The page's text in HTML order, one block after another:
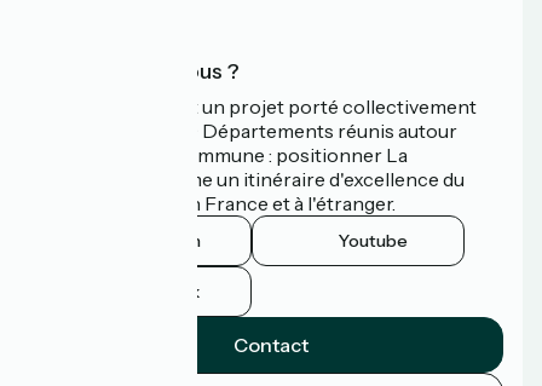
Qui sommes-nous ?
La Vélodyssée est un projet porté collectivement
par 3 Régions et 9 Départements réunis autour
d'une ambition commune : positionner La
Vélodyssée comme un itinéraire d'excellence du
tourisme à vélo en France et à l'étranger.
Instagram Youtube
Facebook
Contact